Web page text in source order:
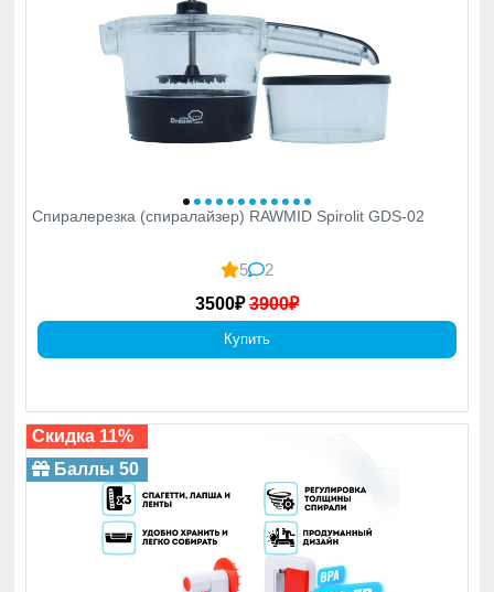
Бережно сушат продукты, сохраняя до 97%
витаминов и энзимов. Спроектированы так,
чтобы всё сушилось равномерно. Сыроедам
Спиралерезка (спиралайзер) RAWMID Spirolit GDS-02
5
2
3500₽ 3900₽
Купить
Скидка 11%
Баллы 50